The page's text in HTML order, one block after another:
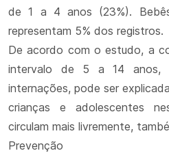
de 1 a 4 anos (23%).
representam 5% dos registros.
De acordo com o estudo, a
intervalo de 5 a 14 anos,
internações, pode ser
crianças e adolescentes
circulam mais livremente,
Prevenção